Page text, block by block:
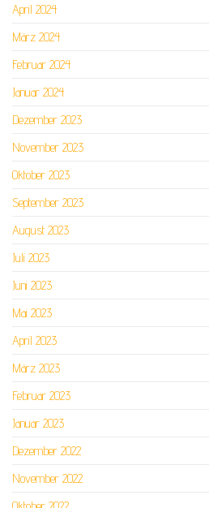
April 2024
März 2024
Februar 2024
Januar 2024
Dezember 2023
November 2023
Oktober 2023
September 2023
August 2023
Juli 2023
Juni 2023
Mai 2023
April 2023
März 2023
Februar 2023
Januar 2023
Dezember 2022
November 2022